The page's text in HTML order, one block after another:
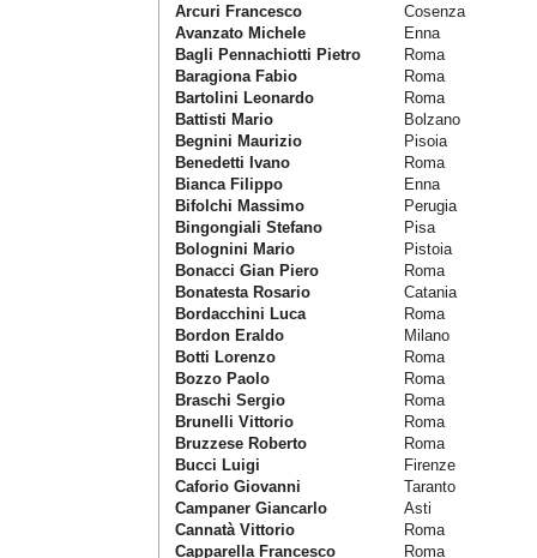
Arcuri Francesco
Cosenza
Avanzato Michele
Enna
Bagli Pennachiotti Pietro
Roma
Baragiona Fabio
Roma
Bartolini Leonardo
Roma
Battisti Mario
Bolzano
Begnini Maurizio
Pisoia
Benedetti Ivano
Roma
Bianca Filippo
Enna
Bifolchi Massimo
Perugia
Bingongiali Stefano
Pisa
Bolognini Mario
Pistoia
Bonacci Gian Piero
Roma
Bonatesta Rosario
Catania
Bordacchini Luca
Roma
Bordon Eraldo
Milano
Botti Lorenzo
Roma
Bozzo Paolo
Roma
Braschi Sergio
Roma
Brunelli Vittorio
Roma
Bruzzese Roberto
Roma
Bucci Luigi
Firenze
Caforio Giovanni
Taranto
Campaner Giancarlo
Asti
Cannatà Vittorio
Roma
Capparella Francesco
Roma